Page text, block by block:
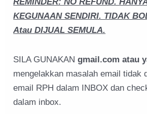
KEGUNAAN SENDIRI. TIDAK
Atau DIJUAL SEMULA.
SILA GUNAKAN gmail.com atau
mengelakkan masalah email tidak
email RPH dalam INBOX dan
dalam inbox.